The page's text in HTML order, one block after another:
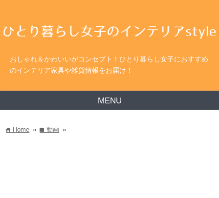
おしゃれ＆かわいいがコンセプト！ひとり暮らし女子におすすめ
のインテリア家具や雑貨情報をお届け！
MENU
home Home » folder動画 »